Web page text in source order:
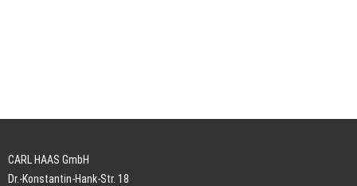
CARL HAAS GmbH
Dr.-Konstantin-Hank-Str. 18